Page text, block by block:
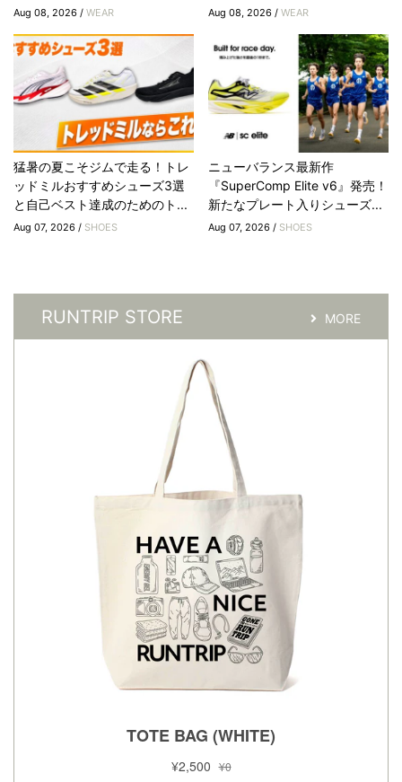
Aug 08, 2026 / WEAR Aug 08, 2026 /WEAR
猛暑の夏こそジムで走る！トレ
ッドミルおすすめシューズ3選
と自己ベスト達成のためのト...
Aug 07, 2026 / SHOES
ニューバランス最新作
『SuperComp Elite v6』発売！
新たなプレート入りシューズ...
Aug 07, 2026 / SHOES
RUNTRIP STORE MORE